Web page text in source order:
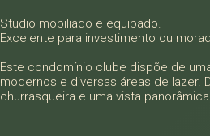
Studio mobiliado e equipado.
Excelente para investimento ou
Este condomínio clube dispõe de
modernos e diversas áreas de lazer.
churrasqueira e uma vista